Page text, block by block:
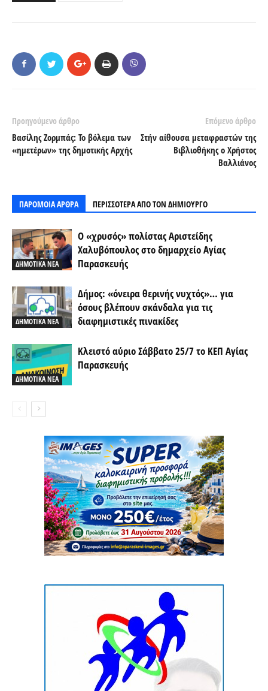
Προηγούμενο άρθρο
Βασίλης Ζορμπάς: Το βόλεμα των
«ημετέρων» της δημοτικής Αρχής
Επόμενο άρθρο
Στήν αίθουσα μεταφραστών της
Βιβλιοθήκης ο Χρήστος
Βαλλιάνος
ΠΑΡΟΜΟΙΑ ΑΡΘΡΑ ΠΕΡΙΣΣΟΤΕΡΑ ΑΠΟ ΤΟΝ ΔΗΜΙΟΥΡΓΟ
ΔΗΜΟΤΙΚΑ ΝΕΑ
Ο «χρυσός» πολίστας Αριστείδης
Χαλυβόπουλος στο δημαρχείο Αγίας
Παρασκευής
ΔΗΜΟΤΙΚΑ ΝΕΑ
Δήμος: «όνειρα θερινής νυχτός»… για
όσους βλέπουν σκάνδαλα για τις
διαφημιστικές πινακίδες
ΔΗΜΟΤΙΚΑ ΝΕΑ
Κλειστό αύριο Σάββατο 25/7 το ΚΕΠ Αγίας
Παρασκευής